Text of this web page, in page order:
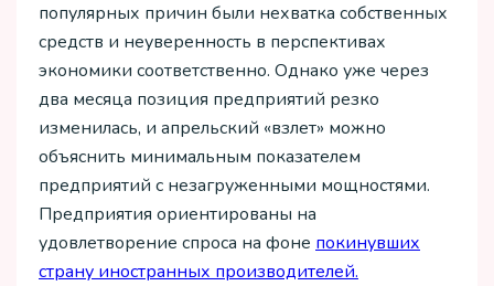
популярных причин были нехватка собственных
средств и неуверенность в перспективах
экономики соответственно. Однако уже через
два месяца позиция предприятий резко
изменилась, и апрельский «взлет» можно
объяснить минимальным показателем
предприятий с незагруженными мощностями.
Предприятия ориентированы на
удовлетворение спроса на фоне покинувших
страну иностранных производителей.